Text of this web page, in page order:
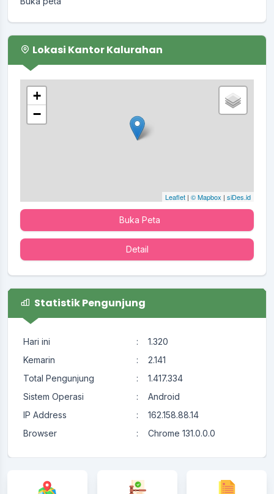
Lokasi Kantor Kalurahan
+
−
Leaflet | © Mapbox | siDes.id
Buka Peta
Detail
Statistik Pengunjung
Hari ini :
1.320
Kemarin
:
2.141
Total Pengunjung
:
1.417.334
Sistem Operasi
:
Android
IP Address
:
162.158.88.14
Browser
: Chrome 131.0.0.0